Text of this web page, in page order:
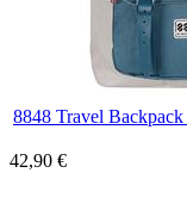
8848 Travel
42,90 €